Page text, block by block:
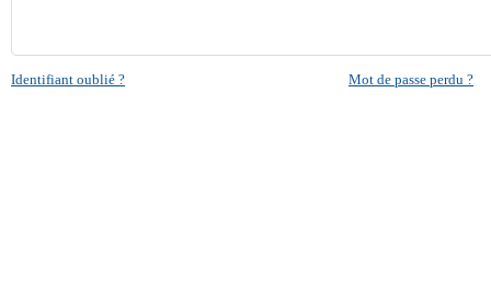
Identifiant oublié ? Mot de passe perdu ?